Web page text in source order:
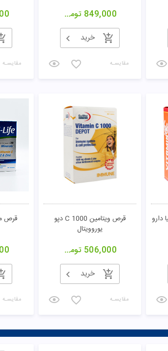
849,000 تومان
خرید
مقایسـه مقایسـه
قرص ویتامین 1000 C دپو
یوروویتال
506,000 تومان
خرید
مقایسـه
قرص
مقایسـه